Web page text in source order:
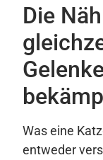
Die
Was eine
entweder